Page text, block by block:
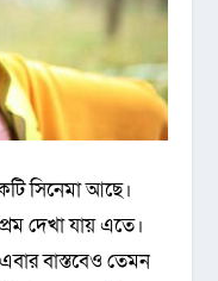
সিনেমা আছে।
দেখা যায় এতে।
বাস্তবেও তেমন